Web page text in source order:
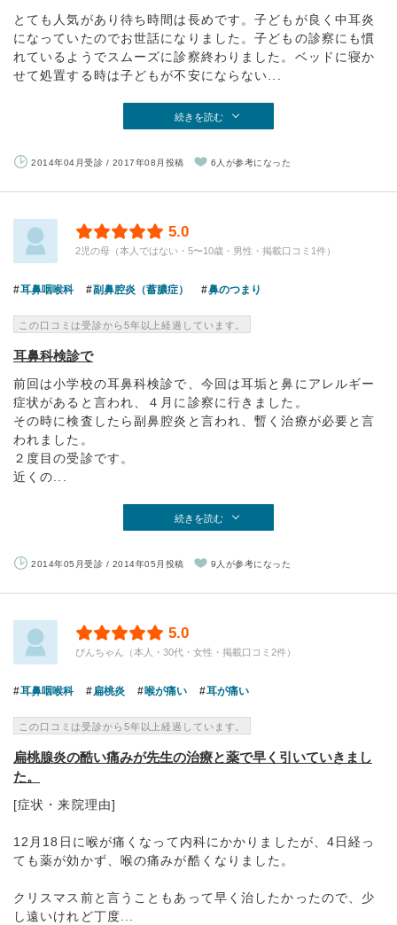
とても人気があり待ち時間は長めです。子どもが良く中耳炎
になっていたのでお世話になりました。子どもの診察にも慣
れているようでスムーズに診察終わりました。ベッドに寝か
せて処置する時は子どもが不安にならない...
続きを読む
2014年04月受診 / 2017年08月投稿 6人が参考になった
5.0
2児の母（本人ではない・5〜10歳・男性・掲載口コミ1件）
耳鼻咽喉科 副鼻腔炎（蓄膿症） 鼻のつまり
この口コミは受診から5年以上経過しています。
耳鼻科検診で
前回は小学校の耳鼻科検診で、今回は耳垢と鼻にアレルギー
症状があると言われ、４月に診察に行きました。
その時に検査したら副鼻腔炎と言われ、暫く治療が必要と言
われました。
２度目の受診です。
近くの...
続きを読む
2014年05月受診 / 2014年05月投稿 9人が参考になった
5.0
ぴんちゃん（本人・30代・女性・掲載口コミ2件）
耳鼻咽喉科 扁桃炎 喉が痛い 耳が痛い
この口コミは受診から5年以上経過しています。
扁桃腺炎の酷い痛みが先生の治療と薬で早く引いていきまし
た。
[症状・来院理由]
12月18日に喉が痛くなって内科にかかりましたが、4日経っ
ても薬が効かず、喉の痛みが酷くなりました。
クリスマス前と言うこともあって早く治したかったので、少
し遠いけれど丁度...